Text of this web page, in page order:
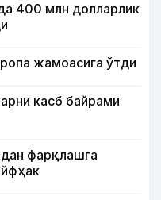
400 млн долларлик
жамоасига ўтди
касб байрами
фарқлашга